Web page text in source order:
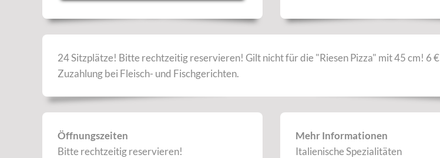
24 Sitzplätze! Bitte rechtzeitig reservieren! Gilt nicht für die "Riesen Pizza" mit 45 cm! 6 €
Zuzahlung bei Fleisch- und Fischgerichten.
Öffnungszeiten
Bitte rechtzeitig reservieren!
Mehr Informationen
Italienische Spezialitäten